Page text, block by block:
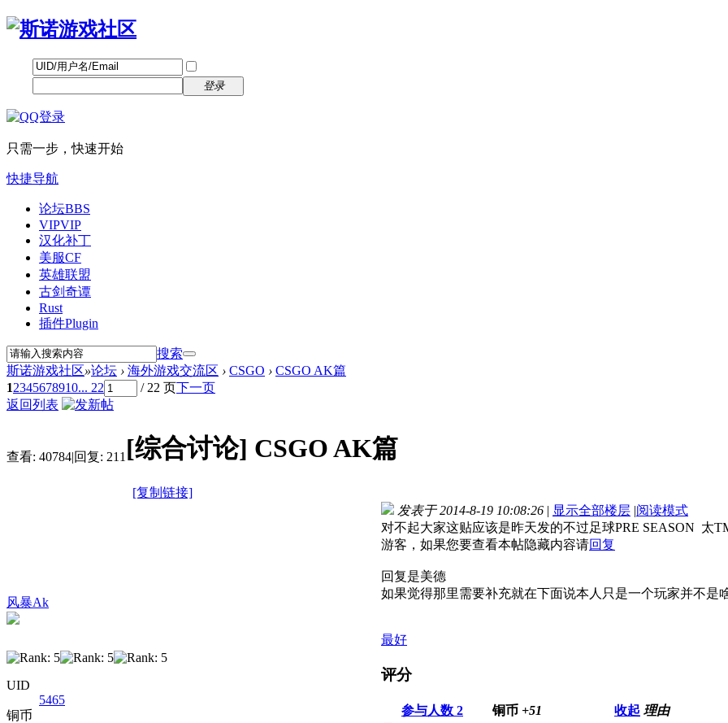
登录
只需一步，快速开始
快捷导航
论坛BBS
VIPVIP
汉化补丁
美服CF
英雄联盟
古剑奇谭
Rust
插件Plugin
搜索
斯诺游戏社区»论坛 › 海外游戏交流区 › CSGO › CSGO AK篇
12345678910... 22 / 22 页下一页
返回列表
查看: 40784|回复: 211 [综合讨论] CSGO AK篇
[复制链接]
风暴Ak
UID
5465
铜币
发表于 2014-8-19 10:08:26 | 显示全部楼层 |阅读模式
对不起大家这贴应该是昨天发的不过足球PRE SEASON 太
游客，如果您要查看本帖隐藏内容请回复
回复是美德
如果觉得那里需要补充就在下面说本人只是一个玩家并不是
最好
评分
参与人数 2 铜币 +51 收起 理由